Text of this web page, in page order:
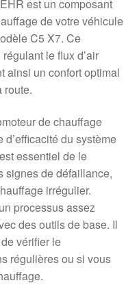
est un composant
de votre véhicule
C5 X7. Ce
le flux d’air
ainsi un confort optimal
route.
de chauffage
d’efficacité du système
essentiel de le
signes de défaillance,
irrégulier.
processus assez
des outils de base. Il
vérifier le
régulières ou si vous